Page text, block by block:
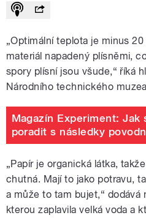
„Optimální teplota je minus
materiál napadený plísněmi,
spory plísní jsou všude,“ říká
Národního technického
Magazín Experiment: Jak
poradit s následky
„Papír je organická látka,
chutná. Mají to jako potravu,
a může to tam bujet,“ dodává
kterou zaplavila velká voda a